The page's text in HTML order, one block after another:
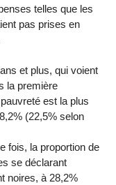
telles que les
pas prises en
et plus, qui voient
la première
est la plus
(22,5% selon
fois, la proportion de
se déclarant
noires, à 28,2%